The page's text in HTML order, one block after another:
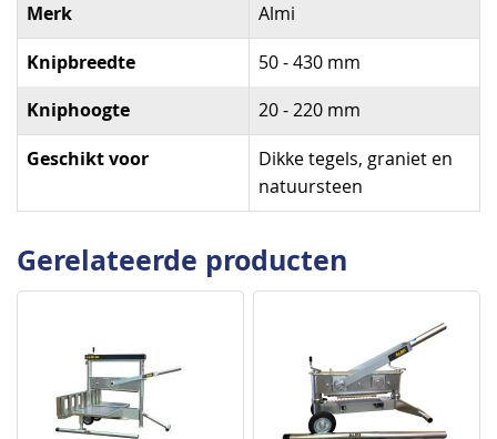
Merk Almi
Knipbreedte 50 - 430 mm
Kniphoogte 20 - 220 mm
Geschikt voor
Dikke tegels, graniet en
natuursteen
Gerelateerde producten